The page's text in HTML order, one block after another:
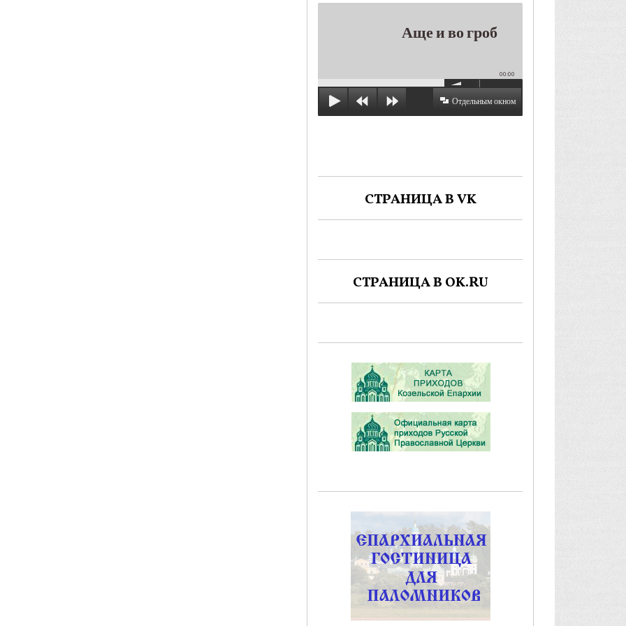
Аще и во гроб
00:00
Отдельным окном
СТРАНИЦА В VK
СТРАНИЦА В OK.RU